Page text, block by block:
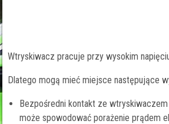
Wtryskiwacz pracuje przy wysokim
Dlatego mogą mieć miejsce następujące
Bezpośredni kontakt ze
może spowodować porażenie prądem